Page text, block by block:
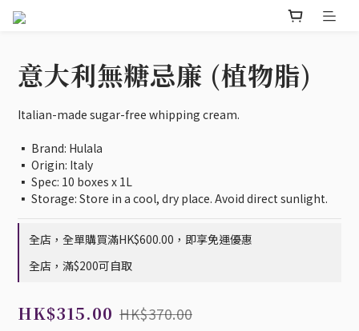
意大利無糖忌廉 (植物脂)
Italian-made sugar-free whipping cream.
▪️ Brand: Hulala
▪️ Origin: Italy
▪️ Spec: 10 boxes x 1L
▪️ Storage: Store in a cool, dry place. Avoid direct sunlight.
全店，全單購買滿HK$600.00，即享免運優惠
全店，滿$200可自取
HK$315.00 HK$370.00